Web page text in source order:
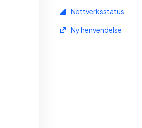
Nettverksstatus
Ny henvendelse